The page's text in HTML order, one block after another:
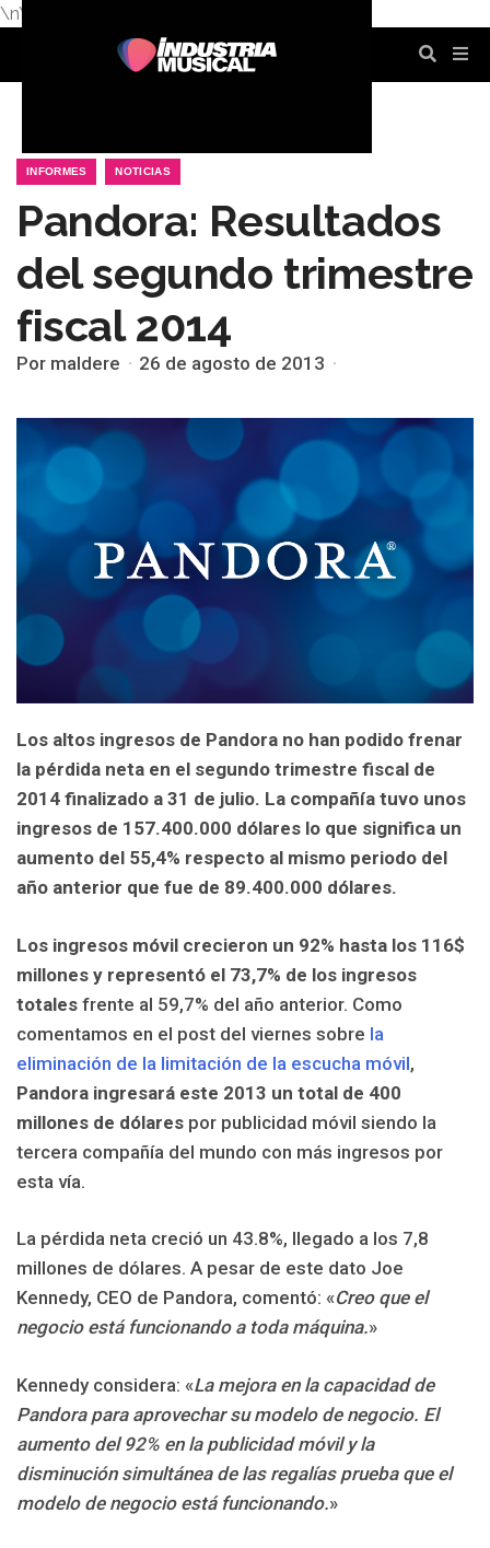
\n\n
INFORMES NOTICIAS
Pandora: Resultados
del segundo trimestre
fiscal 2014
Por maldere 26 de agosto de 2013
Los altos ingresos de Pandora no han podido frenar
la pérdida neta en el segundo trimestre fiscal de
2014 finalizado a 31 de julio. La compañía tuvo unos
ingresos de 157.400.000 dólares lo que significa un
aumento del 55,4% respecto al mismo periodo del
año anterior que fue de 89.400.000 dólares.
Los ingresos móvil crecieron un 92% hasta los 116$
millones y representó el 73,7% de los ingresos
totales frente al 59,7% del año anterior. Como
comentamos en el post del viernes sobre la
eliminación de la limitación de la escucha móvil,
Pandora ingresará este 2013 un total de 400
millones de dólares por publicidad móvil siendo la
tercera compañía del mundo con más ingresos por
esta vía.
La pérdida neta creció un 43.8%, llegado a los 7,8
millones de dólares. A pesar de este dato Joe
Kennedy, CEO de Pandora, comentó: «Creo que el
negocio está funcionando a toda máquina.»
Kennedy considera: «La mejora en la capacidad de
Pandora para aprovechar su modelo de negocio. El
aumento del 92% en la publicidad móvil y la
disminución simultánea de las regalías prueba que el
modelo de negocio está funcionando.»